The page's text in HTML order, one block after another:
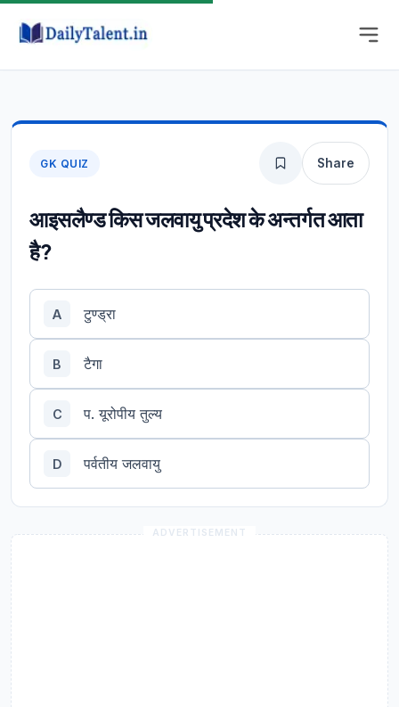
GK QUIZ Share
आइसलैण्ड किस जलवायु प्रदेश के अन्तर्गत आता
है?
A टुण्ड्रा
B टैगा
C प. यूरोपीय तुल्य
D पर्वतीय जलवायु